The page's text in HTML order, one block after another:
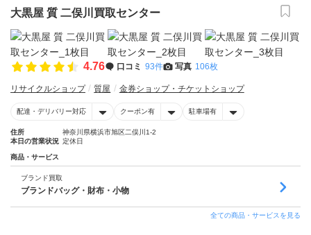
大黒屋 質 二俣川買取センター
4.76 口コミ 93件 写真 106枚
リサイクルショップ 質屋 金券ショップ・チケットショップ
配達・デリバリー対応 クーポン有 駐車場有
住所
神奈川県横浜市旭区二俣川1-2
本日の営業状況 定休日
商品・サービス
ブランド買取
ブランドバッグ・財布・小物
全ての商品・サービスを見る